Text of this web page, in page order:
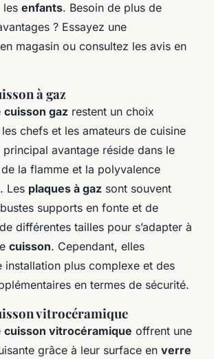
les enfants. Besoin de plus de
? Essayez une
magasin ou consultez les avis en
à gaz
cuisson gaz restent un choix
chefs et les amateurs de cuisine
avantage réside dans le
la flamme et la polyvalence
Les plaques à gaz sont souvent
supports en fonte et de
de différentes tailles pour s’adapter à
cuisson. Cependant, elles
installation plus complexe et des
en termes de sécurité.
vitrocéramique
cuisson vitrocéramique offrent une
grâce à leur surface en verre